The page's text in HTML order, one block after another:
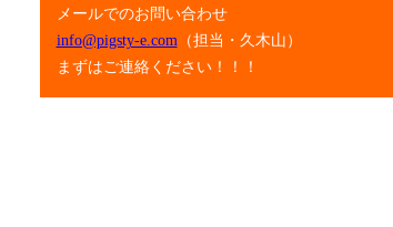
メールでのお問い合わせ
info@pigsty-e.com（担当・久木山）
まずはご連絡ください！！！